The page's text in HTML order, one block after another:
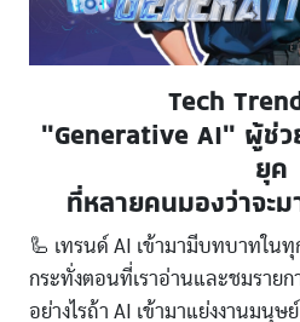
Tech
"Generative AI" ผู้ช่ว
ยุค
ที่หลายคนมองว่าจะ
🦾 เทรนด์ AI เข้ามามีบทบาทใน
กระทั่งตอนที่เราอ่านและชมราย
อย่างไรถ้า AI เข้ามาแย่งงานมนุษ